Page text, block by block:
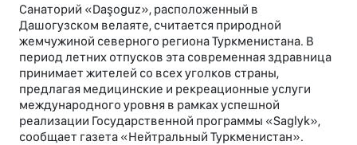
Санаторий «Daşoguz», расположенный в
Дашогузском велаяте, считается природной
жемчужиной северного региона Туркменистана. В
период летних отпусков эта современная здравница
принимает жителей со всех уголков страны,
предлагая медицинские и рекреационные услуги
международного уровня в рамках успешной
реализации Государственной программы «Saglyk»,
сообщает газета «Нейтральный Туркменистан».